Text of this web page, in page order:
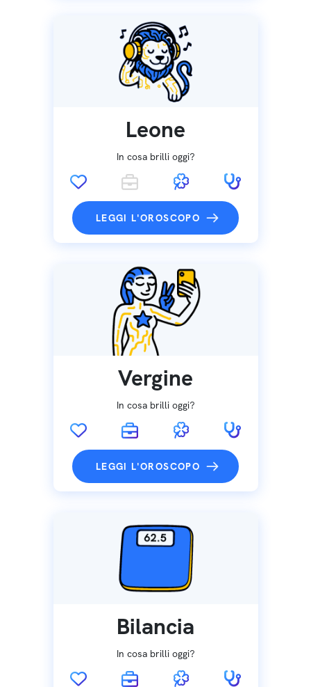
Leone
In cosa brilli oggi?
LEGGI L'OROSCOPO
Vergine
In cosa brilli oggi?
LEGGI L'OROSCOPO
Bilancia
In cosa brilli oggi?